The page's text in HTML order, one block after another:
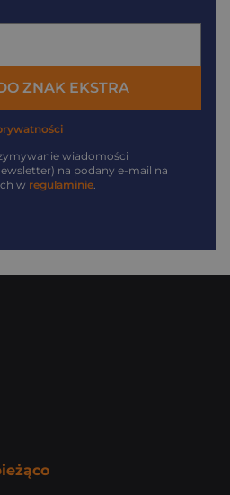
ZNAK EKSTRA
wiadomości
na podany e-mail na
w regulaminie